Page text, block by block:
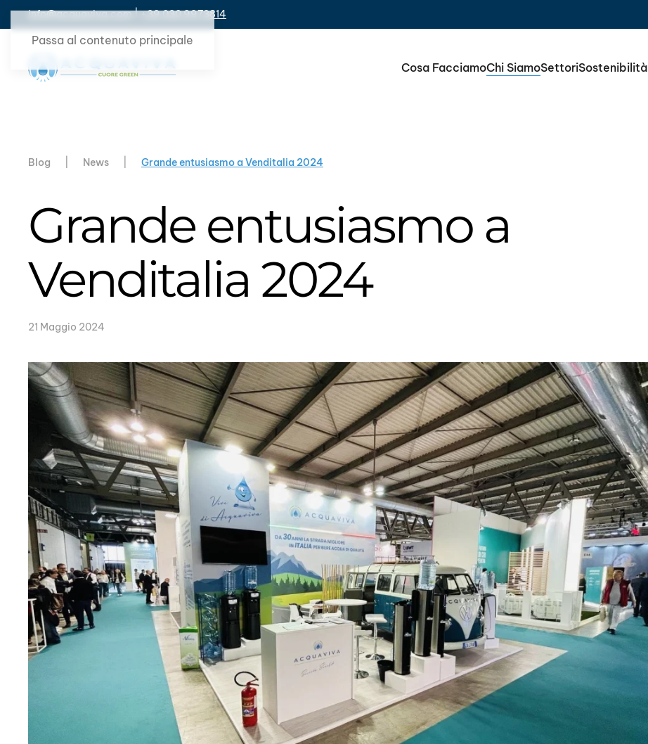
Passa al contenuto principale
info@acquaviva.com|+39 030 9973814
Cosa FacciamoChi SiamoSettoriSostenibilità
Blog News Grande entusiasmo a Venditalia 2024
Grande entusiasmo a
Venditalia 2024
21 Maggio 2024